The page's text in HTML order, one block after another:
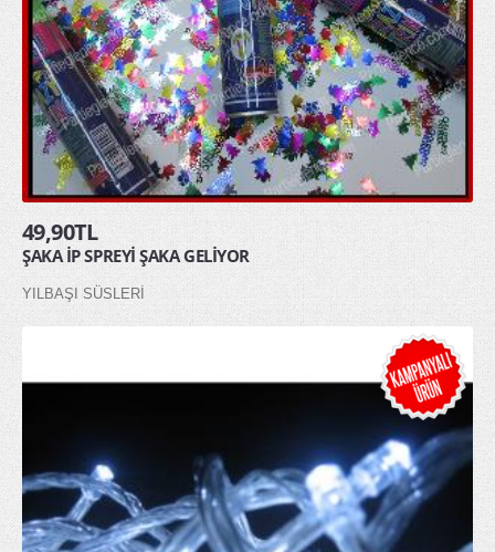
49,90TL
ŞAKA İP SPREYİ ŞAKA GELİYOR
YILBAŞI SÜSLERİ